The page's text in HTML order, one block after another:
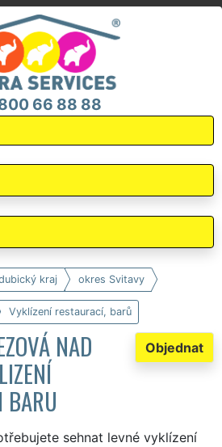
66 88 88
kraj okres Svitavy
Vyklízení restaurací, barů
Objednat
NAD
BARU
sehnat levné vyklízení